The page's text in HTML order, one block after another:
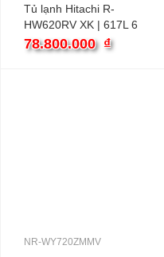
Tủ lạnh Hitachi R-
HW620RV XK | 617L 6
cánh inverter
78.800.000 ₫
NR-WY720ZMMV